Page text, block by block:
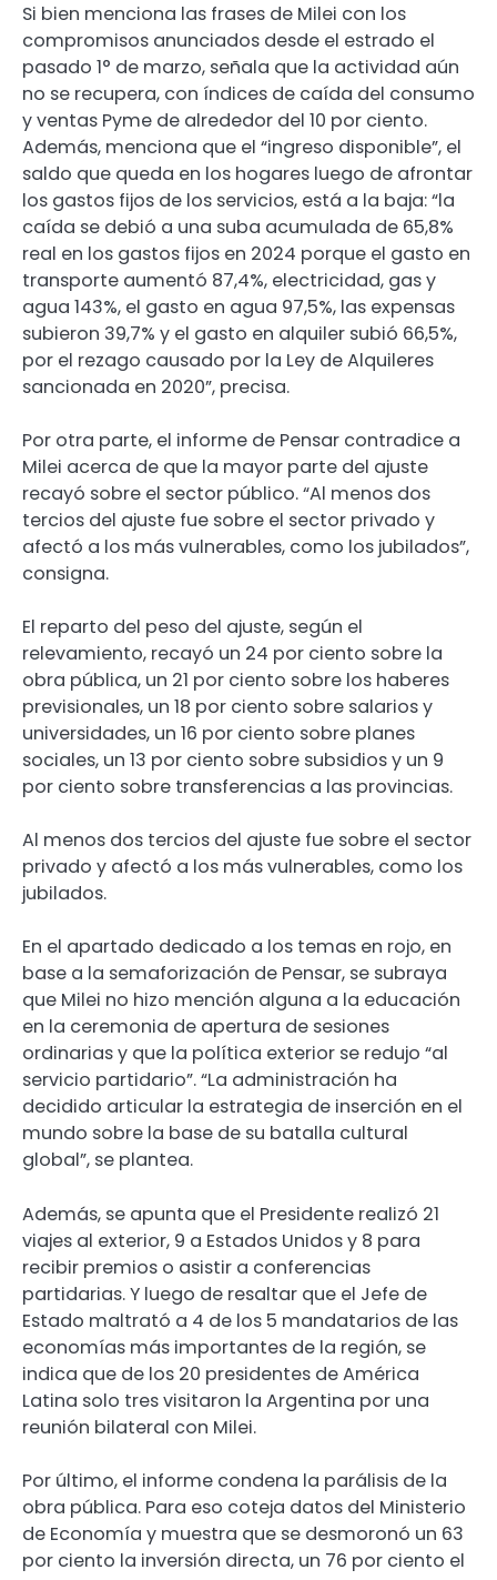
Si bien menciona las frases de Milei con los
compromisos anunciados desde el estrado el
pasado 1° de marzo, señala que la actividad aún
no se recupera, con índices de caída del consumo
y ventas Pyme de alrededor del 10 por ciento.
Además, menciona que el “ingreso disponible”, el
saldo que queda en los hogares luego de afrontar
los gastos fijos de los servicios, está a la baja: “la
caída se debió a una suba acumulada de 65,8%
real en los gastos fijos en 2024 porque el gasto en
transporte aumentó 87,4%, electricidad, gas y
agua 143%, el gasto en agua 97,5%, las expensas
subieron 39,7% y el gasto en alquiler subió 66,5%,
por el rezago causado por la Ley de Alquileres
sancionada en 2020”, precisa.
Por otra parte, el informe de Pensar contradice a
Milei acerca de que la mayor parte del ajuste
recayó sobre el sector público. “Al menos dos
tercios del ajuste fue sobre el sector privado y
afectó a los más vulnerables, como los jubilados”,
consigna.
El reparto del peso del ajuste, según el
relevamiento, recayó un 24 por ciento sobre la
obra pública, un 21 por ciento sobre los haberes
previsionales, un 18 por ciento sobre salarios y
universidades, un 16 por ciento sobre planes
sociales, un 13 por ciento sobre subsidios y un 9
por ciento sobre transferencias a las provincias.
Al menos dos tercios del ajuste fue sobre el sector
privado y afectó a los más vulnerables, como los
jubilados.
En el apartado dedicado a los temas en rojo, en
base a la semaforización de Pensar, se subraya
que Milei no hizo mención alguna a la educación
en la ceremonia de apertura de sesiones
ordinarias y que la política exterior se redujo “al
servicio partidario”. “La administración ha
decidido articular la estrategia de inserción en el
mundo sobre la base de su batalla cultural
global”, se plantea.
Además, se apunta que el Presidente realizó 21
viajes al exterior, 9 a Estados Unidos y 8 para
recibir premios o asistir a conferencias
partidarias. Y luego de resaltar que el Jefe de
Estado maltrató a 4 de los 5 mandatarios de las
economías más importantes de la región, se
indica que de los 20 presidentes de América
Latina solo tres visitaron la Argentina por una
reunión bilateral con Milei.
Por último, el informe condena la parálisis de la
obra pública. Para eso coteja datos del Ministerio
de Economía y muestra que se desmoronó un 63
por ciento la inversión directa, un 76 por ciento el